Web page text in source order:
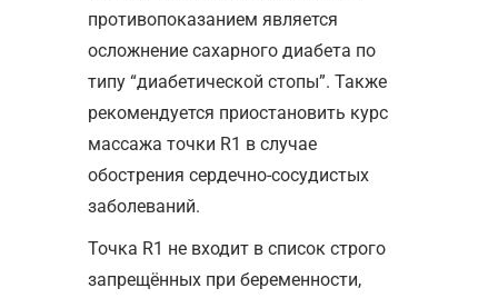
противопоказанием является
осложнение сахарного диабета по
типу “диабетической стопы”. Также
рекомендуется приостановить курс
массажа точки R1 в случае
обострения сердечно-сосудистых
заболеваний.
Точка R1 не входит в список строго
запрещённых при беременности,